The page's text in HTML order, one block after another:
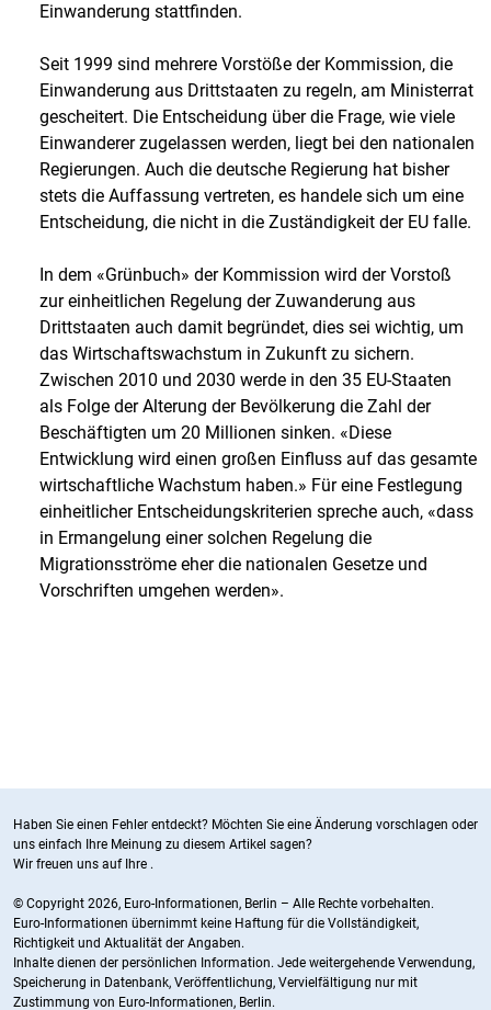
Einwanderung stattfinden.
Seit 1999 sind mehrere Vorstöße der Kommission, die
Einwanderung aus Drittstaaten zu regeln, am Ministerrat
gescheitert. Die Entscheidung über die Frage, wie viele
Einwanderer zugelassen werden, liegt bei den nationalen
Regierungen. Auch die deutsche Regierung hat bisher
stets die Auffassung vertreten, es handele sich um eine
Entscheidung, die nicht in die Zuständigkeit der EU falle.
In dem «Grünbuch» der Kommission wird der Vorstoß
zur einheitlichen Regelung der Zuwanderung aus
Drittstaaten auch damit begründet, dies sei wichtig, um
das Wirtschaftswachstum in Zukunft zu sichern.
Zwischen 2010 und 2030 werde in den 35 EU-Staaten
als Folge der Alterung der Bevölkerung die Zahl der
Beschäftigten um 20 Millionen sinken. «Diese
Entwicklung wird einen großen Einfluss auf das gesamte
wirtschaftliche Wachstum haben.» Für eine Festlegung
einheitlicher Entscheidungskriterien spreche auch, «dass
in Ermangelung einer solchen Regelung die
Migrationsströme eher die nationalen Gesetze und
Vorschriften umgehen werden».
Haben Sie einen Fehler entdeckt? Möchten Sie eine Änderung vorschlagen oder
uns einfach Ihre Meinung zu diesem Artikel sagen?
Wir freuen uns auf Ihre .
© Copyright 2026, Euro-Informationen, Berlin – Alle Rechte vorbehalten.
Euro-Informationen übernimmt keine Haftung für die Vollständigkeit,
Richtigkeit und Aktualität der Angaben.
Inhalte dienen der persönlichen Information. Jede weitergehende Verwendung,
Speicherung in Datenbank, Veröffentlichung, Vervielfältigung nur mit
Zustimmung von Euro-Informationen, Berlin.